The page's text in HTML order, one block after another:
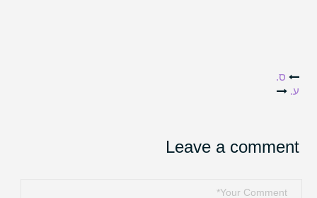
Post
ס.
ע.
Leave a comment